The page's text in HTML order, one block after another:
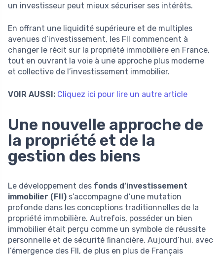
un investisseur peut mieux sécuriser ses intérêts.
En offrant une liquidité supérieure et de multiples
avenues d’investissement, les FII commencent à
changer le récit sur la propriété immobilière en France,
tout en ouvrant la voie à une approche plus moderne
et collective de l’investissement immobilier.
VOIR AUSSI: Cliquez ici pour lire un autre article
Une nouvelle approche de
la propriété et de la
gestion des biens
Le développement des fonds d’investissement
immobilier (FII) s’accompagne d’une mutation
profonde dans les conceptions traditionnelles de la
propriété immobilière. Autrefois, posséder un bien
immobilier était perçu comme un symbole de réussite
personnelle et de sécurité financière. Aujourd’hui, avec
l’émergence des FII, de plus en plus de Français